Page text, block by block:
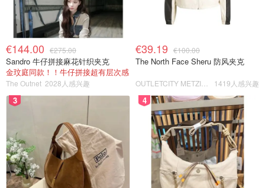
€144.00 €275.00
Sandro 牛仔拼接麻花针织夹克
金玟庭同款！！牛仔拼接超有层次感
The Outnet 2028人感兴趣
€39.19 €100.00
The North Face Sheru 防风夹克
1419人感兴趣
3 4